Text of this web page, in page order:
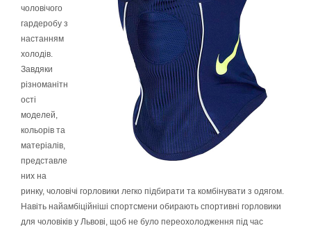
чоловічого
гардеробу з
настанням
холодів.
Завдяки
різноманітн
ості
моделей,
кольорів та
матеріалів,
представле
них на
ринку, чоловічі горловики легко підбирати та комбінувати з одягом.
Навіть найамбіційніші спортсмени обирають спортивні горловики
для чоловіків у Львові, щоб не було переохолодження під час